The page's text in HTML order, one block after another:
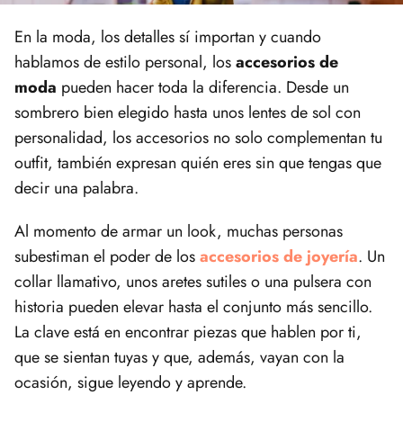
En la moda, los detalles sí importan y cuando
hablamos de estilo personal, losaccesorios de
moda pueden hacer toda la diferencia. Desde un
sombrero bien elegido hasta unos lentes de sol con
personalidad, los accesorios no solo complementan tu
outfit, también expresan quién eres sin que tengas que
decir una palabra.
Al momento de armar un look, muchas personas
subestiman el poder de losaccesorios de joyería. Un
collar llamativo, unos aretes sutiles o una pulsera con
historia pueden elevar hasta el conjunto más sencillo.
La clave está en encontrar piezas que hablen por ti,
que se sientan tuyas y que, además, vayan con la
ocasión, sigue leyendo y aprende.